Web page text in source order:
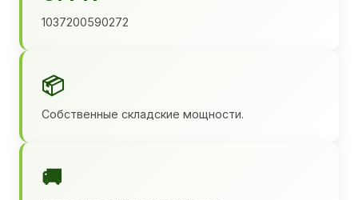
1037200590272
📦
Собственные складские мощности.
🚚